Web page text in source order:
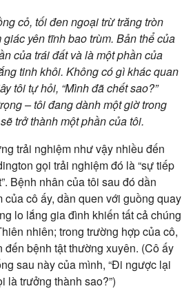
cỏ, tối đen ngoại trừ trăng tròn
yên tĩnh bao trùm. Bản thể của
của trái đất và là một phần của
tinh khôi. Không có gì khác quan
tôi tự hỏi, “Mình đã chết sao?”
– tôi đang dành một giờ trong
trở thành một phần của tôi.
trải nghiệm như vậy nhiều đến
gọi trải nghiệm đó là “sự tiếp
Bệnh nhân của tôi sau đó dần
cô ấy, dần quen với guồng quay
lo lắng gia đình khiến tất cả chúng
nhiên; trong trường hợp của cô,
đến bệnh tật thường xuyên. (Cô ấy
sau này của mình, “Đi ngược lại
là trưởng thành sao?”)